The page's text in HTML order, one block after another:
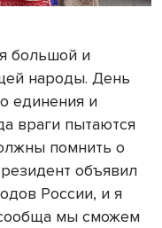
большой и
народы. День
единения и
враги пытаются
помнить о
объявил
России, и я
мы сможем